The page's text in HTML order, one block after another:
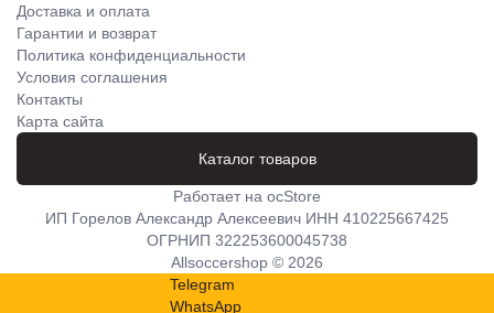
Доставка и оплата
Гарантии и возврат
Политика конфиденциальности
Условия соглашения
Контакты
Карта сайта
Каталог товаров
Работает на ocStore
ИП Горелов Александр Алексеевич ИНН 410225667425
ОГРНИП 322253600045738
Allsoccershop © 2026
Telegram
WhatsApp